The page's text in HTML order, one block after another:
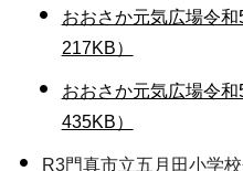
おおさか元気広場令和
217KB）
おおさか元気広場令和
435KB）
R3門真市立五月田小学